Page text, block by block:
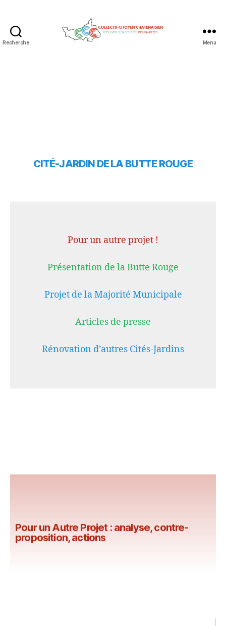
Recherche Menu
CITÉ-JARDIN DE LA BUTTE ROUGE
Pour un autre projet !
Présentation de la Butte Rouge
Projet de la Majorité Municipale
Articles de presse
Rénovation d’autres Cités-Jardins
Pour un Autre Projet : analyse, contre-
proposition, actions